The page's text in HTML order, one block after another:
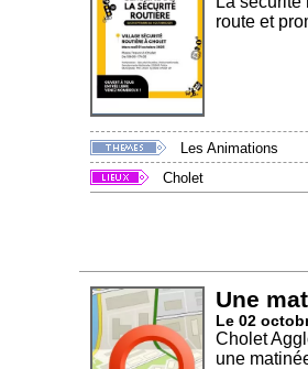
route et
Les Animations
Cholet
Une
Le 02
Cholet
une